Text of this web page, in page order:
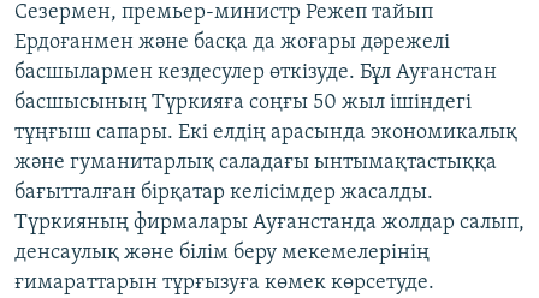
АРНАЙЫ ЖОБАЛАР
Русский
ЖАЗЫЛЫҢЫЗ
Басқа тілдерде
Сезермен, премьер-министр Режеп тайып
Ердоғанмен және басқа да жоғары дәрежелі
басшылармен кездесулер өткізуде. Бұл Ауғанстан
басшысының Түркияға соңғы 50 жыл ішіндегі
тұңғыш сапары. Екі елдің арасында экономикалық
және гуманитарлық саладағы ынтымақтастыққа
бағытталған бірқатар келісімдер жасалды.
Түркияның фирмалары Ауғанстанда жолдар салып,
денсаулық және білім беру мекемелерінің
ғимараттарын тұрғызуға көмек көрсетуде.